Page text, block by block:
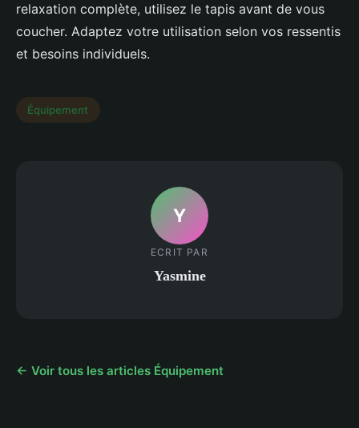
relaxation complète, utilisez le tapis avant de vous
coucher. Adaptez votre utilisation selon vos ressentis
et besoins individuels.
Équipement
Y
ECRIT PAR
Yasmine
← Voir tous les articles Équipement